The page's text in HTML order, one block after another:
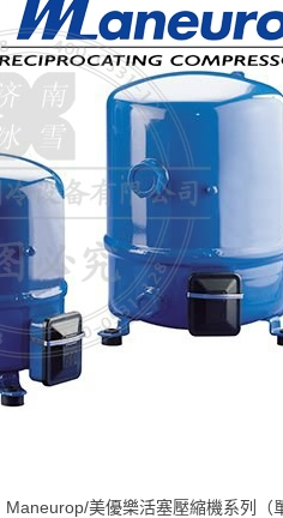
美優樂活塞壓縮機系列（